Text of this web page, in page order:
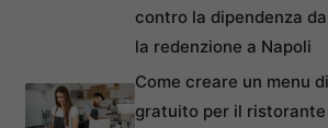
contro la dipendenza
la redenzione a Napoli
Come creare un menu
gratuito per il ristorante